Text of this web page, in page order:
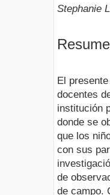
Stephanie
El
docentes
institución
donde se
que los
con sus
de
de campo.